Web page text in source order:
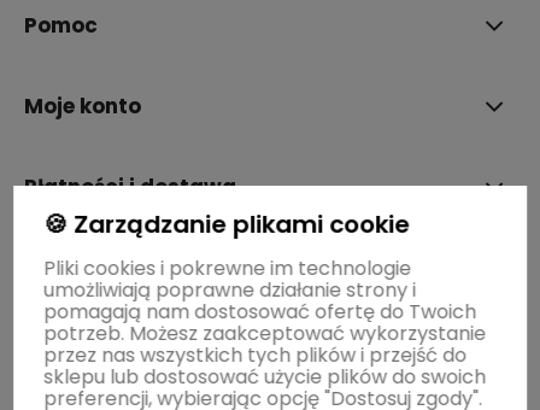
Pomoc
Moje konto
Płatności i dostawa
Informacje
O nas
🍪 Zarządzanie plikami cookie
Pliki cookies i pokrewne im technologie
umożliwiają poprawne działanie strony i
pomagają nam dostosować ofertę do Twoich
potrzeb. Możesz zaakceptować wykorzystanie
przez nas wszystkich tych plików i przejść do
sklepu lub dostosować użycie plików do swoich
preferencji, wybierając opcję "Dostosuj zgody".